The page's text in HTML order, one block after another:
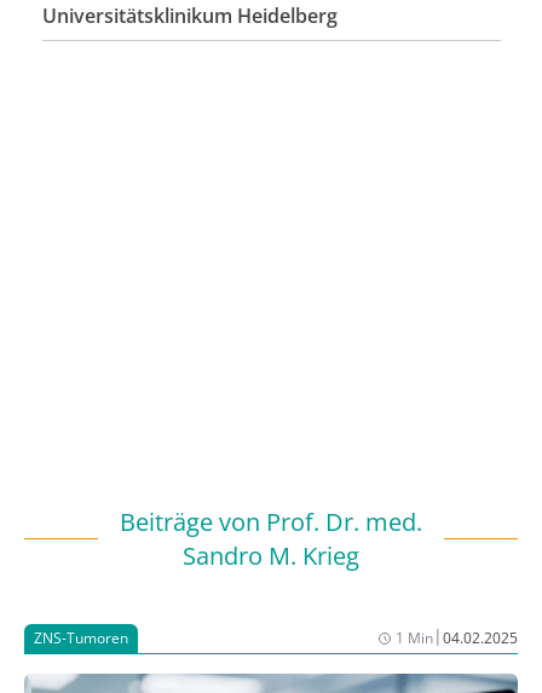
Universitätsklinikum Heidelberg
Beiträge von Prof. Dr. med.
Sandro M. Krieg
ZNS-Tumoren 1 Min|04.02.2025